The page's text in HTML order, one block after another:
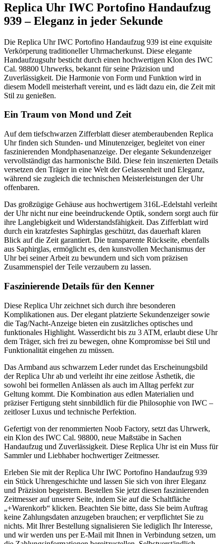
Replica Uhr IWC Portofino Handaufzug
939 – Eleganz in jeder Sekunde
Die Replica Uhr IWC Portofino Handaufzug 939 ist eine exquisite
Verkörperung traditioneller Uhrmacherkunst. Diese elegante
Handaufzugsuhr besticht durch einen hochwertigen Klon des IWC
Cal. 98800 Uhrwerks, bekannt für seine Präzision und
Zuverlässigkeit. Die Harmonie von Form und Funktion wird in
diesem Modell meisterhaft vereint, und es lädt dazu ein, die Zeit mit
Stil zu genießen.
Ein Traum von Mond und Zeit
Auf dem tiefschwarzen Zifferblatt dieser atemberaubenden Replica
Uhr finden sich Stunden- und Minutenzeiger, begleitet von einer
faszinierenden Mondphasenanzeige. Der elegante Sekundenzeiger
vervollständigt das harmonische Bild. Diese fein inszenierten Details
versetzen den Träger in eine Welt der Gelassenheit und Eleganz,
während sie zugleich die technischen Meisterleistungen der Uhr
offenbaren.
Das großzügige Gehäuse aus hochwertigem 316L-Edelstahl verleiht
der Uhr nicht nur eine beeindruckende Optik, sondern sorgt auch für
ihre Langlebigkeit und Widerstandsfähigkeit. Das Zifferblatt wird
durch ein kratzfestes Saphirglas geschützt, das dauerhaft klaren
Blick auf die Zeit garantiert. Die transparente Rückseite, ebenfalls
aus Saphirglas, ermöglicht es, den kunstvollen Mechanismus der
Uhr bei seiner Arbeit zu bewundern und sich vom präzisen
Zusammenspiel der Teile verzaubern zu lassen.
Faszinierende Details für den Kenner
Diese Replica Uhr zeichnet sich durch ihre besonderen
Komplikationen aus. Der elegant platzierte Sekundenzeiger sowie
die Tag/Nacht-Anzeige bieten ein zusätzliches optisches und
funktionales Highlight. Wasserdicht bis zu 3 ATM, erlaubt diese Uhr
dem Träger, sich frei zu bewegen, ohne Kompromisse bei Stil und
Funktionalität eingehen zu müssen.
Das Armband aus schwarzem Leder rundet das Erscheinungsbild
der Replica Uhr ab und verleiht ihr eine zeitlose Ästhetik, die
sowohl bei formellen Anlässen als auch im Alltag perfekt zur
Geltung kommt. Die Kombination aus edlen Materialien und
präziser Fertigung steht sinnbildlich für die Philosophie von IWC –
zeitloser Luxus und technische Perfektion.
Gefertigt von der renommierten Noob Factory, setzt das Uhrwerk,
ein Klon des IWC Cal. 98800, neue Maßstäbe in Sachen
Handaufzug und Zuverlässigkeit. Diese Replica Uhr ist ein Muss für
Sammler und Liebhaber hochwertiger Zeitmesser.
Erleben Sie mit der Replica Uhr IWC Portofino Handaufzug 939
ein Stück Uhrengeschichte und lassen Sie sich von ihrer Eleganz
und Präzision begeistern. Bestellen Sie jetzt diesen faszinierenden
Zeitmesser auf unserer Seite, indem Sie auf die Schaltfläche
„+Warenkorb“ klicken. Beachten Sie bitte, dass Sie beim Auftrag
keine Zahlungsdaten anzugeben brauchen; er verpflichtet Sie zu
nichts. Mit Ihrer Bestellung signalisieren Sie lediglich Ihr Interesse,
und wir werden uns per E-Mail mit Ihnen in Verbindung setzen, um